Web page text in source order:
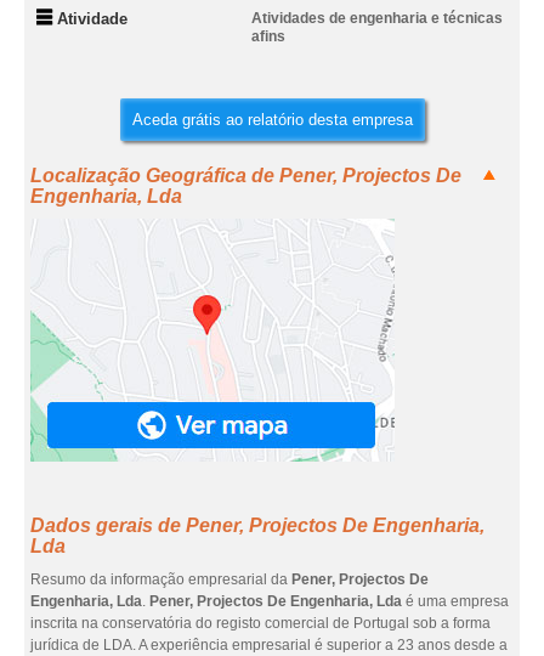
Atividade
Atividades de engenharia e técnicas
afins
Aceda grátis ao relatório desta empresa
Localização Geográfica de Pener, Projectos De
Engenharia, Lda
Dados gerais de Pener, Projectos De Engenharia,
Lda
Resumo da informação empresarial da Pener, Projectos De
Engenharia, Lda. Pener, Projectos De Engenharia, Lda é uma empresa
inscrita na conservatória do registo comercial de Portugal sob a forma
jurídica de LDA. A experiência empresarial é superior a 23 anos desde a